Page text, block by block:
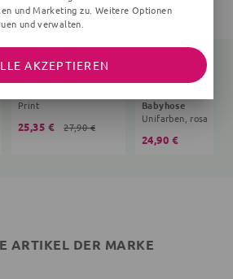
Print
25,35 € 27,90 €
Babyhose
Unifarben, rosa
24,90 €
ARTIKEL DER MARKE
und Marketing zu. Weitere Optionen
und verwalten.
AKZEPTIEREN